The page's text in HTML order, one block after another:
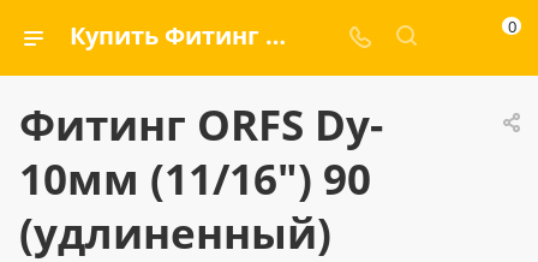
Купить Фитинг ORFS Dy-10мм (11/16") 90 (удлиненный) — ООО «ГИДРАМАКС» 0
Фитинг ORFS Dy-
10мм (11/16") 90
(удлиненный)